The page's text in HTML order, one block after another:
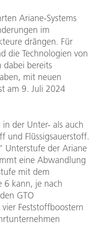
Ariane-Systems
im
drängen. Für
die Technologien von
bereits
mit neuen
am 9. Juli 2024
der Unter- als auch
und Flüssigsauerstoff.
Unterstufe der Ariane
eine Abwandlung
mit dem
6 kann, je nach
GTO
Feststoffboostern